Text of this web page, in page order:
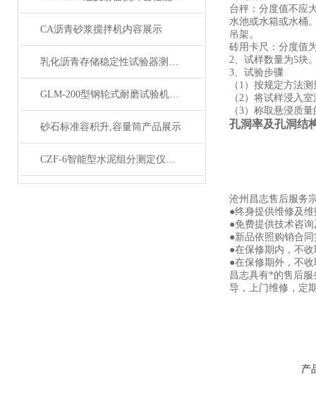
CA沥青砂浆搅拌机内容展示
乳化沥青存储稳定性试验器测定仪产品展示
GLM-200型钢轮式耐磨试验机产品展示
砂石标准容积升,容量筒产品展示
CZF-6智能型水泥组分测定仪双数显自动产品展示
台秤：分度值不应
水池或水箱或水桶
吊架。
砖用卡尺：分度值
2、试样数量为5块
3、试验步骤
（ 1）按规定方法
（2）将试样浸入
（3）称取悬浸质
孔洞率及孔洞结
沧州昌志售后服务
●终身提供维修及
●免费提供技术咨
●新品依照购销合
●在保修期内，不
●在保修期外，不
昌志具有*的售后
导，上门维修，定
产